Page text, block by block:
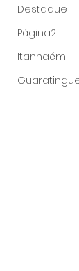
Destaque
Página2
Itanhaém